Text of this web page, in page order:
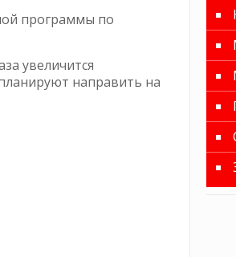
программы по
увеличится
направить на